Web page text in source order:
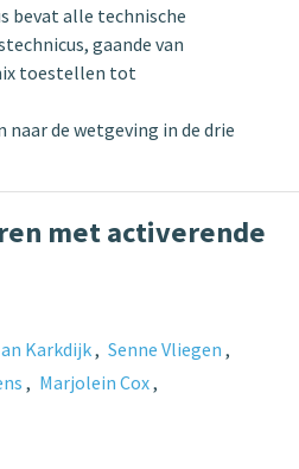
bevat alle technische
gaande van
toestellen tot
de wetgeving in de drie
met activerende
Karkdijk
Senne Vliegen
Marjolein Cox